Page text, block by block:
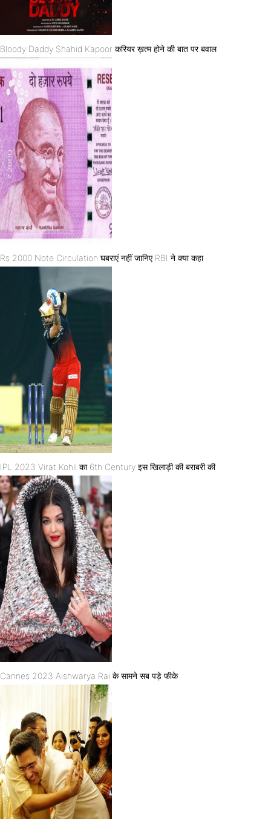
Bloody Daddy Shahid Kapoor करियर ख़त्म होने की बात पर बवाल
Rs 2000 Note Circulation घबराएं नहीं जानिए RBI ने क्या कहा
IPL 2023 Virat Kohli का 6th Century इस खिलाड़ी की बराबरी की
Cannes 2023 Aishwarya Rai के सामने सब पड़े फीके